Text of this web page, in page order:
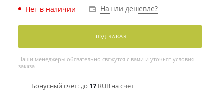
Нет в наличии Нашли дешевле?
ПОД ЗАКАЗ
Наши менеджеры обязательно свяжутся с вами и уточнят условия
заказа
Бонусный счет: до 17 RUB на счет